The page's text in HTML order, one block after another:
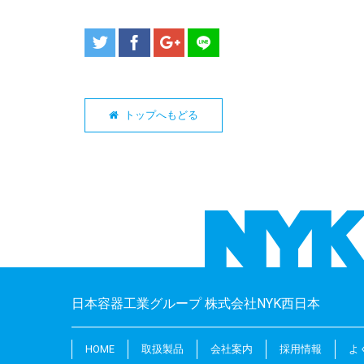
トップへもどる
日本容器工業グループ 株式会社NYK西日本
HOME 取扱製品 会社案内 採用情報 よ